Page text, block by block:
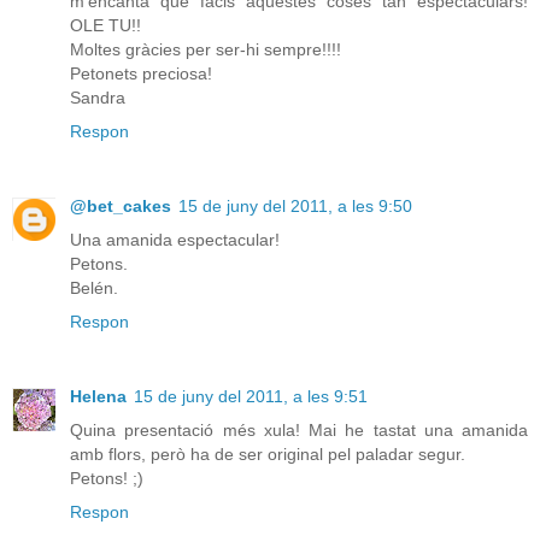
OLE TU!!
Moltes gràcies per ser-hi sempre!!!!
Petonets preciosa!
Sandra
Respon
@bet_cakes 15 de juny del 2011, a les 9:50
Una amanida espectacular!
Petons.
Belén.
Respon
Helena 15 de juny del 2011, a les 9:51
Quina presentació més xula! Mai he tastat una amanida
amb flors, però ha de ser original pel paladar segur.
Petons! ;)
Respon